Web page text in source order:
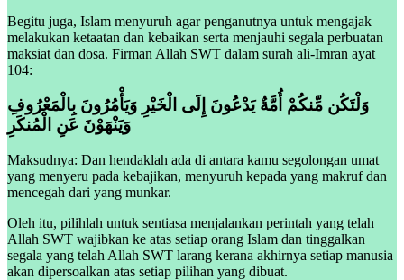
Begitu juga, Islam menyuruh agar penganutnya untuk mengajak
melakukan ketaatan dan kebaikan serta menjauhi segala perbuatan
maksiat dan dosa. Firman Allah SWT dalam surah ali-Imran ayat
104:
وَلْتَكُن مِّنكُمْ أُمَّةٌ يَدْعُونَ إِلَى الْخَيْرِ وَيَأْمُرُونَ بِالْمَعْرُوفِ
وَيَنْهَوْنَ عَنِ الْمُنكَرِ
Maksudnya: Dan hendaklah ada di antara kamu segolongan umat
yang menyeru pada kebajikan, menyuruh kepada yang makruf dan
mencegah dari yang munkar.
Oleh itu, pilihlah untuk sentiasa menjalankan perintah yang telah
Allah SWT wajibkan ke atas setiap orang Islam dan tinggalkan
segala yang telah Allah SWT larang kerana akhirnya setiap manusia
akan dipersoalkan atas setiap pilihan yang dibuat.